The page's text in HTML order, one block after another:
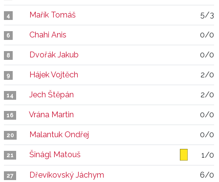
4 Mařík Tomáš 5/3
6 Chahi Anis 0/0
8 Dvořák Jakub 0/0
9 Hájek Vojtěch 2/0
14 Jech Štěpán 2/0
16 Vrána Martin 0/0
20 Malantuk Ondřej 0/0
21 Šinágl Matouš 1/0
27 Dřevíkovský Jáchym 6/0